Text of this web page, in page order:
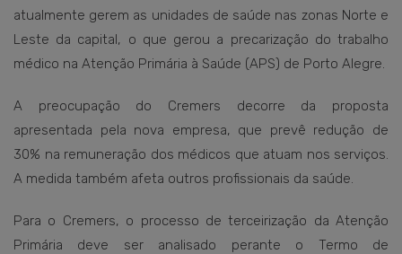
atualmente gerem as unidades de saúde nas zonas Norte e
Leste da capital, o que gerou a precarização do trabalho
médico na Atenção Primária à Saúde (APS) de Porto Alegre.
A preocupação do Cremers decorre da proposta
apresentada pela nova empresa, que prevê redução de
30% na remuneração dos médicos que atuam nos serviços.
A medida também afeta outros profissionais da saúde.
Para o Cremers, o processo de terceirização da Atenção
Primária deve ser analisado perante o Termo de